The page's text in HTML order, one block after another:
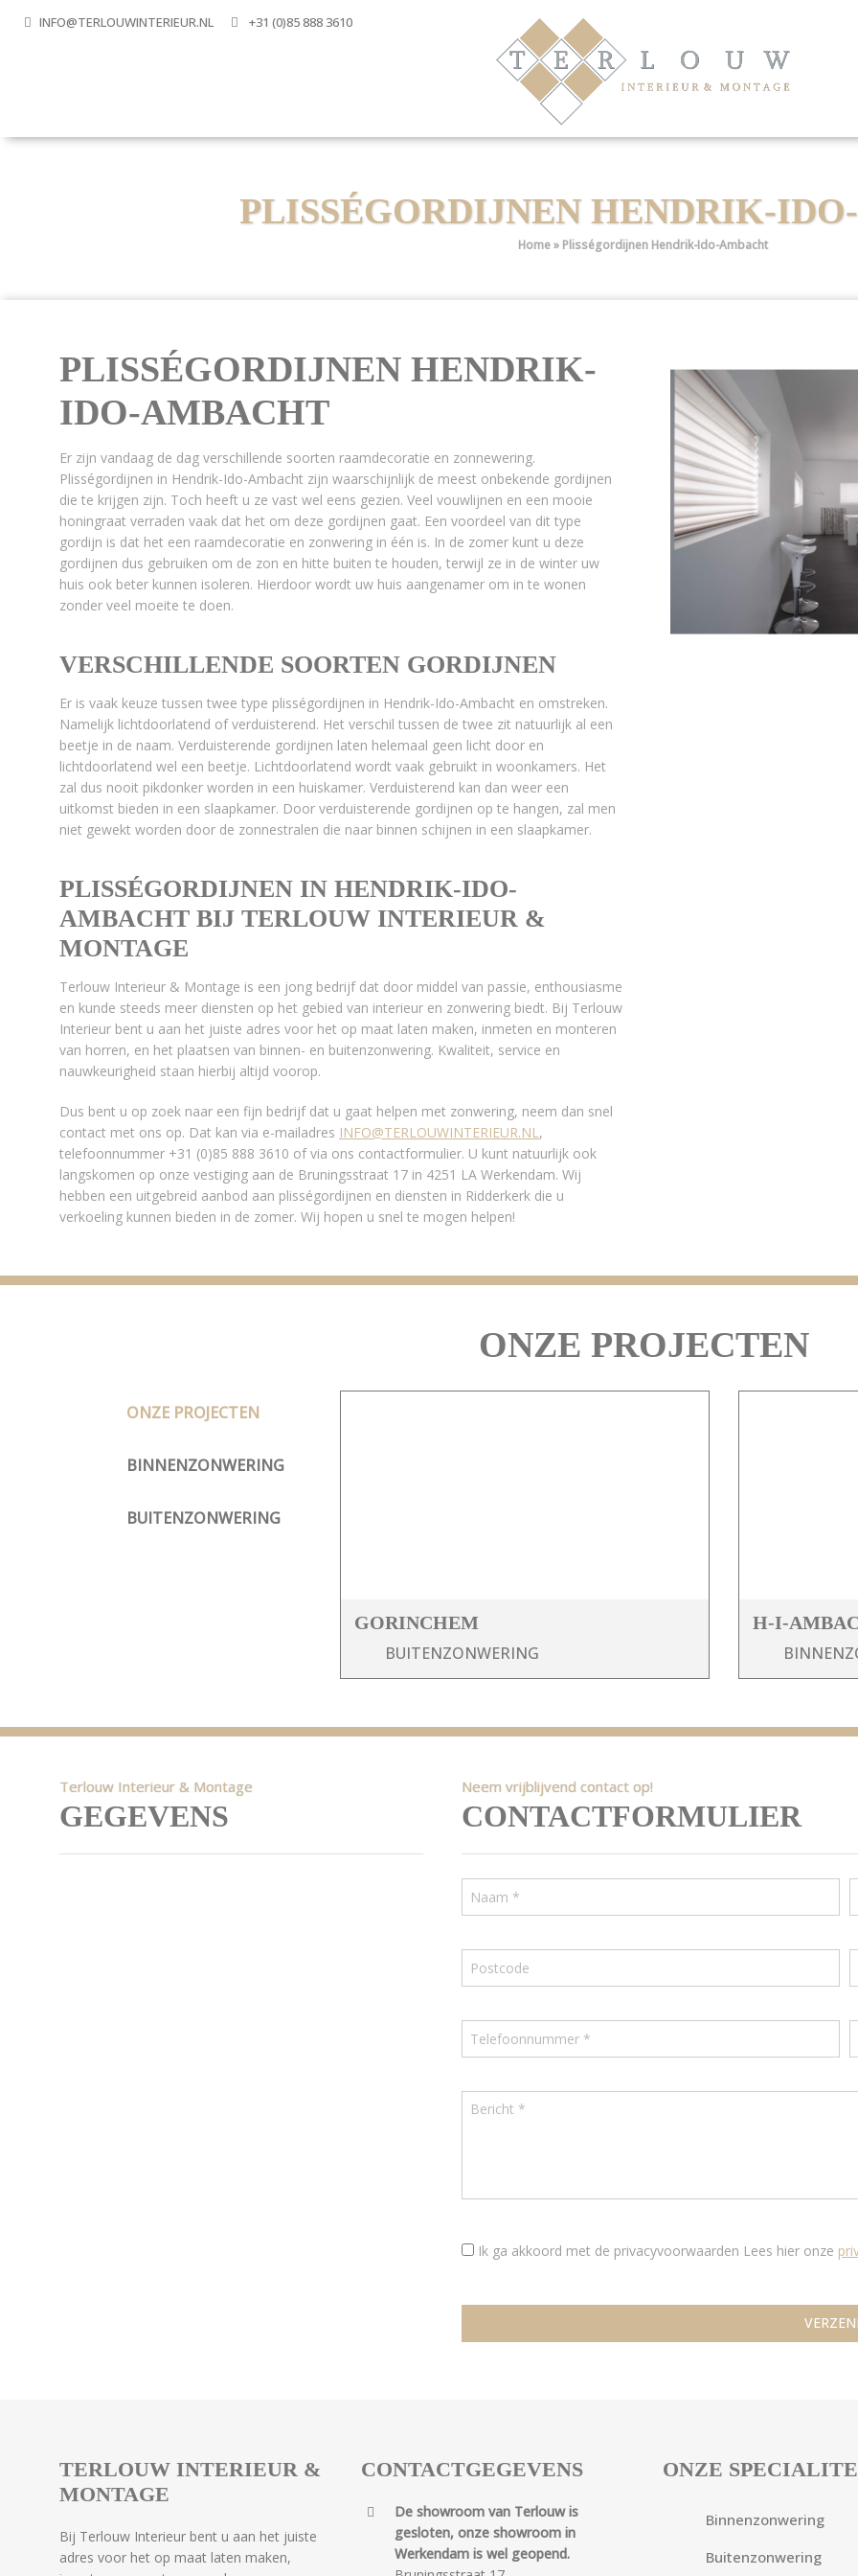
INFO@TERLOUWINTERIEUR.NL +31 (0)85 888 3610
PLISSÉGORDIJNEN HENDRIK-
Home» Plisségordijnen Hendrik-Ido-Ambacht
PLISSÉGORDIJNEN HENDRIK-
IDO-AMBACHT
Er zijn vandaag de dag verschillende soorten raamdecoratie en zonnewering.
Plisségordijnen in Hendrik-Ido-Ambacht zijn waarschijnlijk de meest onbekende gordijnen
die te krijgen zijn. Toch heeft u ze vast wel eens gezien. Veel vouwlijnen en een mooie
honingraat verraden vaak dat het om deze gordijnen gaat. Een voordeel van dit type
gordijn is dat het een raamdecoratie en zonwering in één is. In de zomer kunt u deze
gordijnen dus gebruiken om de zon en hitte buiten te houden, terwijl ze in de winter uw
huis ook beter kunnen isoleren. Hierdoor wordt uw huis aangenamer om in te wonen
zonder veel moeite te doen.
VERSCHILLENDE SOORTEN GORDIJNEN
Er is vaak keuze tussen twee type plisségordijnen in Hendrik-Ido-Ambacht en omstreken.
Namelijk lichtdoorlatend of verduisterend. Het verschil tussen de twee zit natuurlijk al een
beetje in de naam. Verduisterende gordijnen laten helemaal geen licht door en
lichtdoorlatend wel een beetje. Lichtdoorlatend wordt vaak gebruikt in woonkamers. Het
zal dus nooit pikdonker worden in een huiskamer. Verduisterend kan dan weer een
uitkomst bieden in een slaapkamer. Door verduisterende gordijnen op te hangen, zal men
niet gewekt worden door de zonnestralen die naar binnen schijnen in een slaapkamer.
PLISSÉGORDIJNEN IN HENDRIK-IDO-
AMBACHT BIJ TERLOUW INTERIEUR &
MONTAGE
Terlouw Interieur & Montage is een jong bedrijf dat door middel van passie, enthousiasme
en kunde steeds meer diensten op het gebied van interieur en zonwering biedt. Bij Terlouw
Interieur bent u aan het juiste adres voor het op maat laten maken, inmeten en monteren
van horren, en het plaatsen van binnen- en buitenzonwering. Kwaliteit, service en
nauwkeurigheid staan hierbij altijd voorop.
Dus bent u op zoek naar een fijn bedrijf dat u gaat helpen met zonwering, neem dan snel
contact met ons op. Dat kan via e-mailadres INFO@TERLOUWINTERIEUR.NL,
telefoonnummer +31 (0)85 888 3610 of via ons contactformulier. U kunt natuurlijk ook
langskomen op onze vestiging aan de Bruningsstraat 17 in 4251 LA Werkendam. Wij
hebben een uitgebreid aanbod aan plisségordijnen en diensten in Ridderkerk die u
verkoeling kunnen bieden in de zomer. Wij hopen u snel te mogen helpen!
ONZE PROJECTEN
ONZE PROJECTEN
BINNENZONWERING
BUITENZONWERING
GORINCHEM
BUITENZONWERING
H-I-
Terlouw Interieur & Montage
GEGEVENS
Neem vrijblijvend contact op!
CONTACTFORMULIER
Ik ga akkoord met de privacyvoorwaarden Lees hier onze
TERLOUW INTERIEUR &
MONTAGE
Bij Terlouw Interieur bent u aan het juiste
adres voor het op maat laten maken,
CONTACTGEGEVENS
De showroom van Terlouw is
gesloten, onze showroom in
Werkendam is wel geopend.
ONZE
Binnenzonwering
Buitenzonwering